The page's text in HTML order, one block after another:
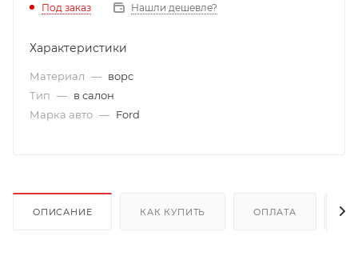
Под заказ Нашли дешевле?
Характеристики
Материал — ворс
Тип — в салон
Марка авто — Ford
ОПИСАНИЕ КАК КУПИТЬ ОПЛАТА